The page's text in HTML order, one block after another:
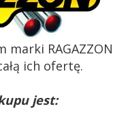
marki RAGAZZON
ich ofertę.
jest: